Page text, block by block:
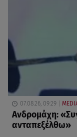
07.08.26, 09:29
Ανδρομάχη:
ανταπεξέλθω»